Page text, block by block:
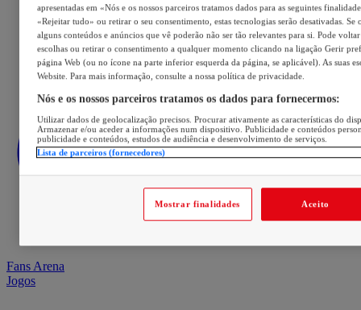
Fans Arena
Jogos
apresentadas em «Nós e os nossos parceiros tratamos dados para as seguintes
«Rejeitar tudo» ou retirar o seu consentimento, estas tecnologias serão desativadas. Se
alguns conteúdos e anúncios que vê poderão não ser tão relevantes para si. Pode voltar
escolhas ou retirar o consentimento a qualquer momento clicando na ligação Gerir
página Web (ou no ícone na parte inferior esquerda da página, se aplicável). As suas
Website. Para mais informação, consulte a nossa política de privacidade.
Nós e os nossos parceiros tratamos os dados para fornecermos:
Utilizar dados de geolocalização precisos. Procurar ativamente as características do
Armazenar e/ou aceder a informações num dispositivo. Publicidade e conteúdos
publicidade e conteúdos, estudos de audiência e desenvolvimento de serviços.
Lista de parceiros (fornecedores)
Mostrar finalidades Aceito